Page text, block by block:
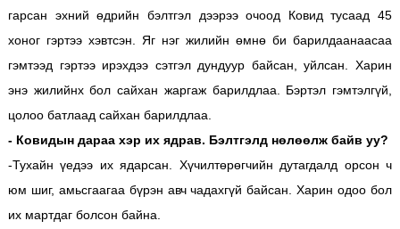
гарсан эхний өдрийн бэлтгэл дээрээ очоод Ковид тусаад 45
хоног гэртээ хэвтсэн. Яг нэг жилийн өмнө би барилдаанаасаа
гэмтээд гэртээ ирэхдээ сэтгэл дундуур байсан, уйлсан. Харин
энэ жилийнх бол сайхан жаргаж барилдлаа. Бэртэл гэмтэлгүй,
цолоо батлаад сайхан барилдлаа.
- Ковидын дараа хэр их ядрав. Бэлтгэлд нөлөөлж байв уу?
-Тухайн үедээ их ядарсан. Хүчилтөрөгчийн дутагдалд орсон ч
юм шиг, амьсгаагаа бүрэн авч чадахгүй байсан. Харин одоо бол
их мартдаг болсон байна.